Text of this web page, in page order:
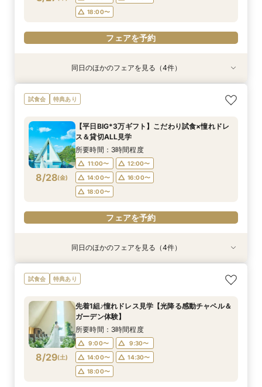
フェアを予約
フェアを予約
フェアを予約
フェアを予約
18:00〜
フェアを予約
特典あり
8/27(木)
＼1軒目限定★3万ギフト付／ドレス＆挙式料プレ
ゼント×和牛試食
11:00〜
12:00〜
14:00〜
16:00〜
18:00〜
フェアを予約
特典あり
8/27(木)
【6名～30名の少人数婚】挙式＆会食Newプラ
ン誕生！無料試食付
11:00〜
12:00〜
14:00〜
16:00〜
18:00〜
フェアを予約
8/27(木)
【60分で完結】即決営業ナシで安心！気軽によ
りみちツアー
12:00〜
13:00〜
15:00〜
16:00〜
17:00〜
フェアを予約
8/27(木)
【タイパ重視！60分で完結◎】オンラインで会
場案内＆相談会
12:00〜
13:00〜
15:00〜
16:00〜
17:00〜
フェアを予約
同日のほかのフェアを見る（4件）
試食会 特典あり
8/28(金)
【平日BIG*3万ギフト】こだわり試食×憧れドレ
ス＆貸切ALL見学
所要時間：3時間程度
11:00〜
12:00〜
14:00〜
16:00〜
18:00〜
フェアを予約
特典あり
8/28(金)
＼1軒目限定★3万ギフト付／ドレス＆挙式料プレ
ゼント×和牛試食
11:00〜
14:00〜
16:00〜
18:00〜
フェアを予約
特典あり
8/28(金)
【6名～30名の少人数婚】挙式＆会食Newプラ
ン誕生！無料試食付
11:00〜
14:00〜
16:00〜
18:00〜
フェアを予約
8/28(金)
【60分で完結】即決営業ナシで安心！気軽によ
りみちツアー
12:00〜
15:00〜
16:00〜
17:00〜
フェアを予約
8/28(金)
【タイパ重視！60分で完結◎】オンラインで会
場案内＆相談会
12:00〜
15:00〜
16:00〜
17:00〜
フェアを予約
同日のほかのフェアを見る（4件）
試食会 特典あり
8/29(土)
先着1組♪憧れドレス見学【光降る感動チャペル＆
ガーデン体験】
所要時間：3時間程度
9:00〜
9:30〜
14:00〜
14:30〜
18:00〜